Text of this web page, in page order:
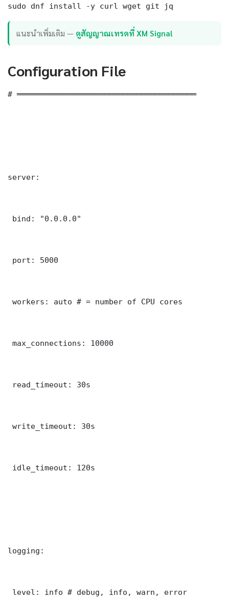
sudo dnf install -y curl wget git jq
แนะนำเพิ่มเติม — ดูสัญญาณเทรดที่ XM Signal
Configuration File
# ═══════════════════════════════════════
server:
bind: "0.0.0.0"
port: 5000
workers: auto # = number of CPU cores
max_connections: 10000
read_timeout: 30s
write_timeout: 30s
idle_timeout: 120s
logging:
level: info # debug, info, warn, error